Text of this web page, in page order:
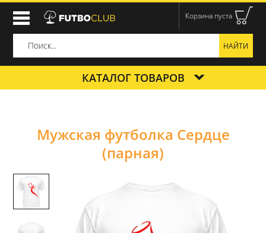
Корзина пуста
КАТАЛОГ ТОВАРОВ
Мужская футболка Сердце
(парная)